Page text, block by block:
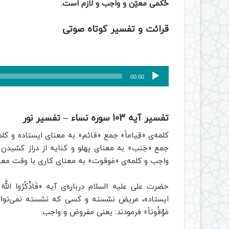
حُکمی معیّن و واجب و لازم است.
قرائت و تفسیر کوتاه صوتی
پخش‌کننده
صوت
00:00
تفسیر آیه 103 سوره نساء – تفسیر نور
كلمه‌ى‌ «قِياماً» جمع «قائم» به معناى ايستاده
جمع «جَنب» به معناى پهلو و كنايه از دراز
واجب و كلمه‌ى «مَوقوت» به معناى‌ كارى با وقت
حضرت على عليه السلام درباره‌ى آيه‌ «فَاذْكُرُوا
ايستاده، مريض نشسته و كسى كه نشسته نمى‌تواند،
مَوْقُوتاً» فرمودند: يعنى مفروض و واجب.